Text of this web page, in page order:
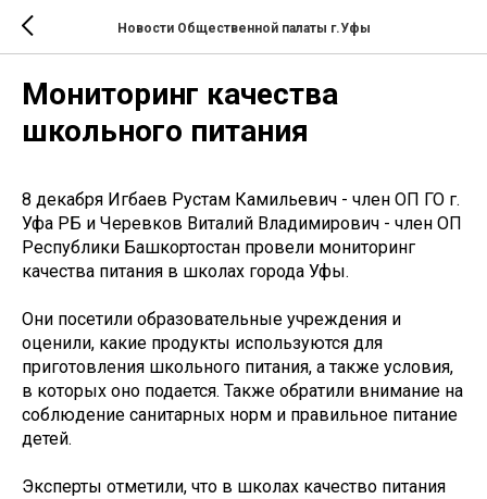
Новости Общественной палаты г.Уфы
Мониторинг качества
школьного питания
8 декабря Игбаев Рустам Камильевич - член ОП ГО г.
Уфа РБ и Черевков Виталий Владимирович - член ОП
Республики Башкортостан провели мониторинг
качества питания в школах города Уфы.
Они посетили образовательные учреждения и
оценили, какие продукты используются для
приготовления школьного питания, а также условия,
в которых оно подается. Также обратили внимание на
соблюдение санитарных норм и правильное питание
детей.
Эксперты отметили, что в школах качество питания